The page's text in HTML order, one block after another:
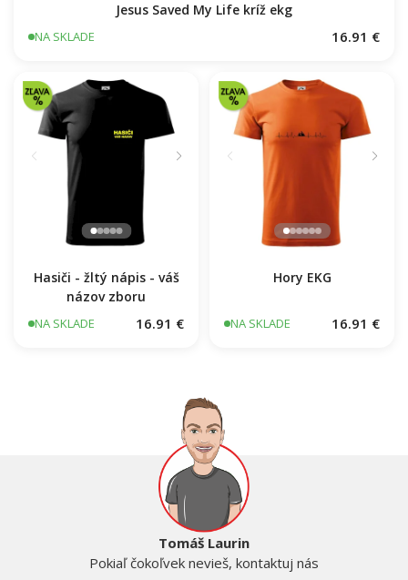
Jesus Saved My Life kríž ekg
NA SKLADE 16.91 €
Hasiči - žltý nápis - váš
názov zboru
NA SKLADE 16.91 €
Hory EKG
NA SKLADE 16.91 €
Tomáš Laurin
Pokiaľ čokoľvek nevieš, kontaktuj nás